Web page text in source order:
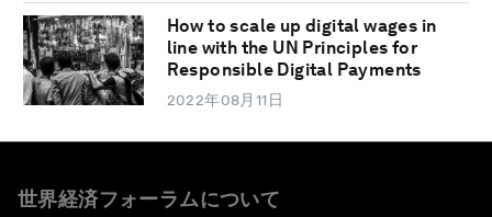
How to scale up digital wages in
line with the UN Principles for
Responsible Digital Payments
2022年08月11日
世界経済フォーラムについて